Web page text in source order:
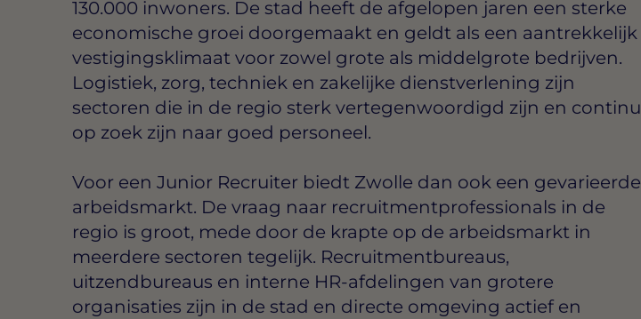
130.000 inwoners. De stad heeft de afgelopen jaren een sterke
economische groei doorgemaakt en geldt als een aantrekkelijk
vestigingsklimaat voor zowel grote als middelgrote bedrijven.
Logistiek, zorg, techniek en zakelijke dienstverlening zijn
sectoren die in de regio sterk vertegenwoordigd zijn en continu
op zoek zijn naar goed personeel.
Voor een Junior Recruiter biedt Zwolle dan ook een gevarieerde
arbeidsmarkt. De vraag naar recruitmentprofessionals in de
regio is groot, mede door de krapte op de arbeidsmarkt in
meerdere sectoren tegelijk. Recruitmentbureaus,
uitzendbureaus en interne HR-afdelingen van grotere
organisaties zijn in de stad en directe omgeving actief en